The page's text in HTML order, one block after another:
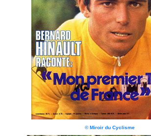
© Miroir du Cyclisme